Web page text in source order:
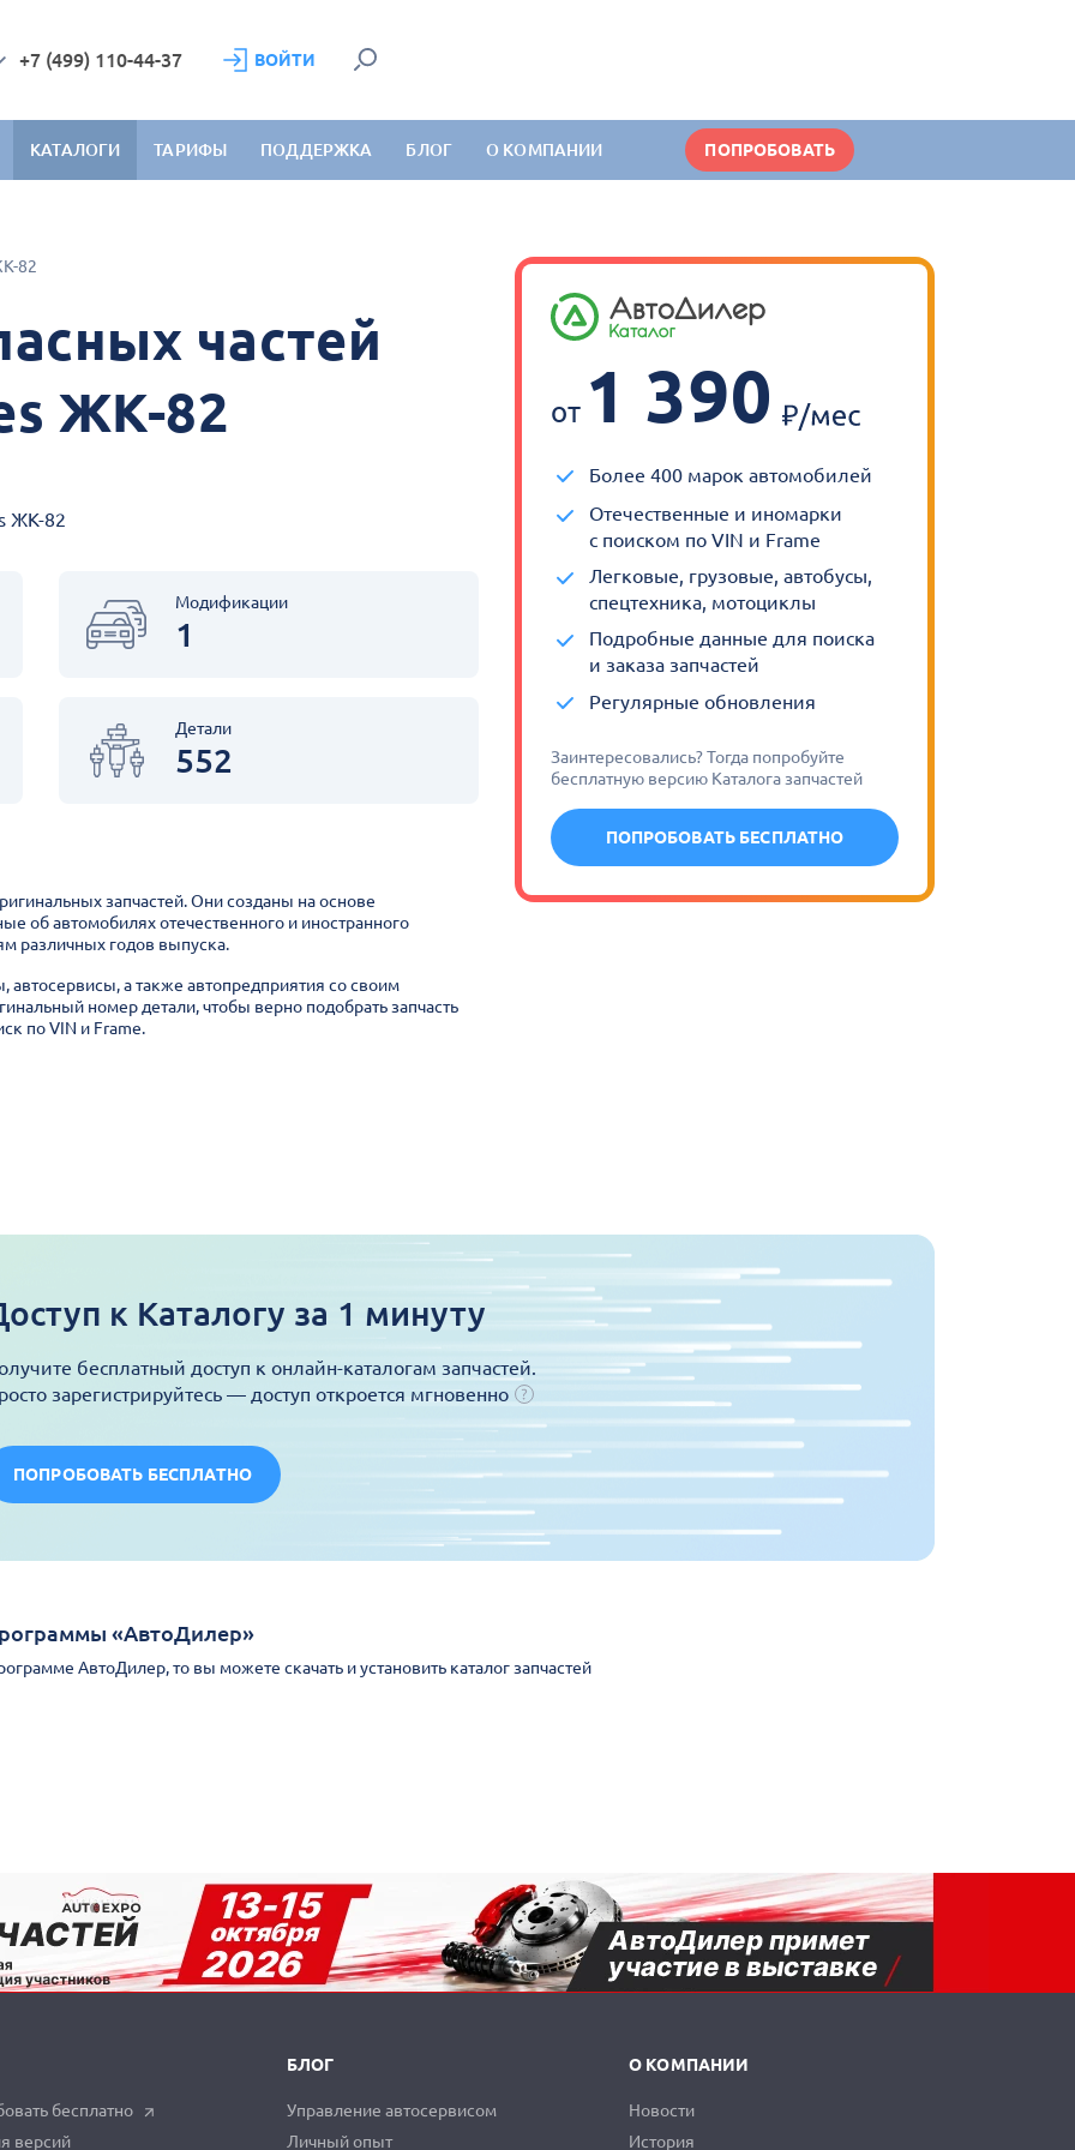
+7 (499) 110-44-37 ВОЙТИ
КАТАЛОГИ ТАРИФЫ ПОДДЕРЖКА БЛОГ О КОМПАНИИ ПОПРОБОВАТЬ
82
частей
ЖК-82
ЖК-82
Модификации
1
Детали
552
запчастей. Они созданы на основе
об автомобилях отечественного и иностранного
различных годов выпуска.
автосервисы, а также автопредприятия со своим
номер детали, чтобы верно подобрать запчасть
по VIN и Frame.
от 1 390
Более 400 марок автомобилей
Отечественные и иномарки
с поиском по VIN и Frame
Легковые, грузовые, автобусы,
спецтехника, мотоциклы
Подробные данные для поиска
и заказа запчастей
Регулярные обновления
Заинтересовались? Тогда попробуйте
бесплатную версию Каталога запчастей
ПОПРОБОВАТЬ БЕСПЛАТНО
к Каталогу за 1 минуту
бесплатный доступ к онлайн-каталогам запчастей.
зарегистрируйтесь — доступ откроется мгновенно
ПОПРОБОВАТЬ БЕСПЛАТНО
«АвтоДилер»
АвтоДилер, то вы можете скачать и установить каталог запчастей
бесплатно
версий
БЛОГ
Управление автосервисом
Личный опыт
О КОМПАНИИ
Новости
История